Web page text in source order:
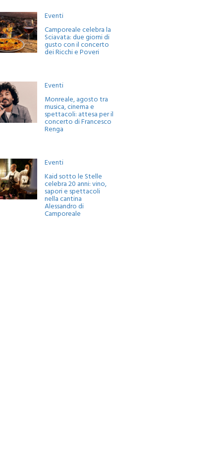
Eventi
Camporeale celebra la
Sciavata: due giorni di
gusto con il concerto
dei Ricchi e Poveri
Eventi
Monreale, agosto tra
musica, cinema e
spettacoli: attesa per il
concerto di Francesco
Renga
Eventi
Kaid sotto le Stelle
celebra 20 anni: vino,
sapori e spettacoli
nella cantina
Alessandro di
Camporeale